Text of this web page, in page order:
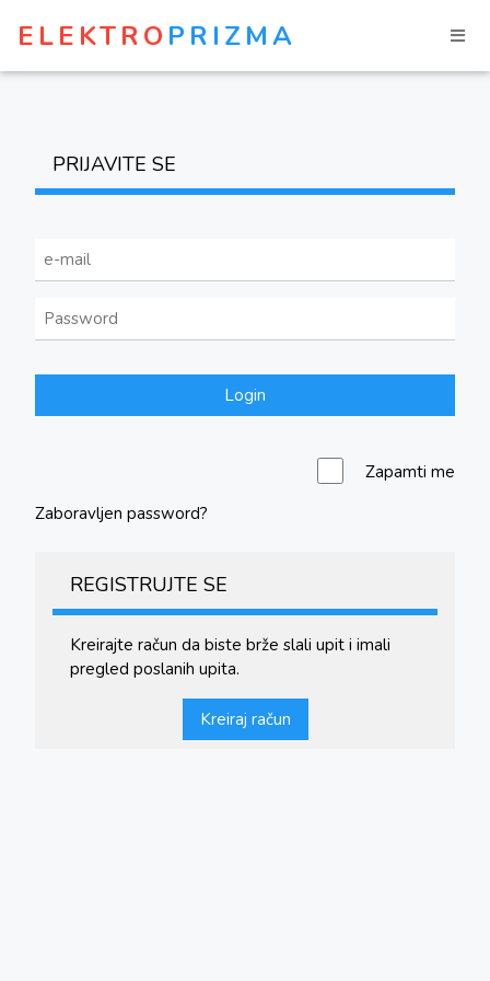
ELEKTRO PRIZMA
PRIJAVITE SE
Login
Zapamti me
Zaboravljen password?
REGISTRUJTE SE
Kreirajte račun da biste brže slali upit i imali
pregled poslanih upita.
Kreiraj račun